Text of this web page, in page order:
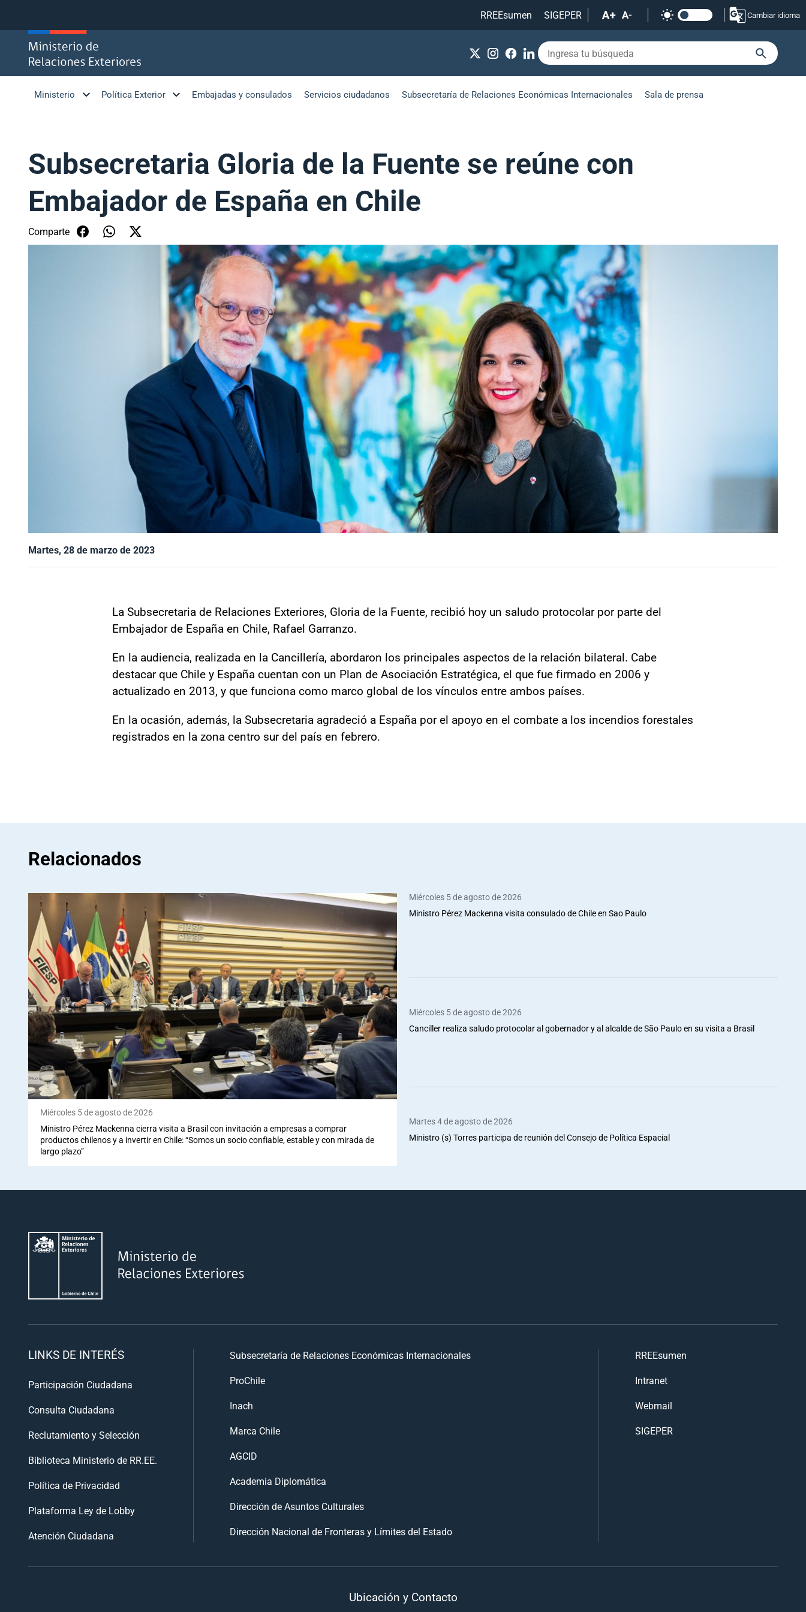
RREEsumen
SIGEPER Cambiar idioma
Ministerio Política Exterior Embajadas y consulados Servicios ciudadanos Subsecretaría de Relaciones Económicas Internacionales Sala de prensa
Subsecretaria Gloria de la Fuente se reúne con
Embajador de España en Chile
Comparte
Martes, 28 de marzo de 2023
La Subsecretaria de Relaciones Exteriores, Gloria de la Fuente, recibió hoy un saludo protocolar por parte del
Embajador de España en Chile, Rafael Garranzo.
En la audiencia, realizada en la Cancillería, abordaron los principales aspectos de la relación bilateral. Cabe
destacar que Chile y España cuentan con un Plan de Asociación Estratégica, el que fue firmado en 2006 y
actualizado en 2013, y que funciona como marco global de los vínculos entre ambos países.
En la ocasión, además, la Subsecretaria agradeció a España por el apoyo en el combate a los incendios forestales
registrados en la zona centro sur del país en febrero.
Relacionados
Miércoles 5 de agosto de 2026
Ministro Pérez Mackenna cierra visita a Brasil con invitación a empresas a comprar
productos chilenos y a invertir en Chile: “Somos un socio confiable, estable y con mirada de
largo plazo”
Miércoles 5 de agosto de 2026
Ministro Pérez Mackenna visita consulado de Chile en Sao Paulo
Miércoles 5 de agosto de 2026
Canciller realiza saludo protocolar al gobernador y al alcalde de São Paulo en su visita a Brasil
Martes 4 de agosto de 2026
Ministro (s) Torres participa de reunión del Consejo de Política Espacial
LINKS DE INTERÉS
Participación Ciudadana
Consulta Ciudadana
Reclutamiento y Selección
Biblioteca Ministerio de RR.EE.
Política de Privacidad
Plataforma Ley de Lobby
Atención Ciudadana
Subsecretaría de Relaciones Económicas Internacionales
ProChile
Inach
Marca Chile
AGCID
Academia Diplomática
Dirección de Asuntos Culturales
Dirección Nacional de Fronteras y Límites del Estado
RREEsumen
Intranet
Webmail
SIGEPER
Ubicación y Contacto